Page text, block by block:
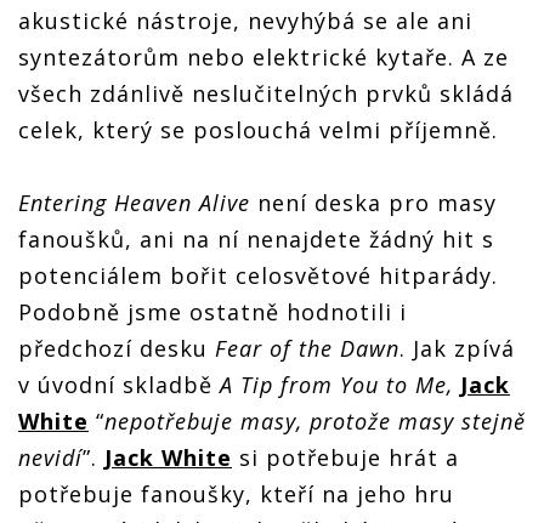
akustické nástroje, nevyhýbá se ale ani
syntezátorům nebo elektrické kytaře. A ze
všech zdánlivě neslučitelných prvků skládá
celek, který se poslouchá velmi příjemně.
Entering Heaven Alive není deska pro masy
fanoušků, ani na ní nenajdete žádný hit s
potenciálem bořit celosvětové hitparády.
Podobně jsme ostatně hodnotili i
předchozí desku Fear of the Dawn. Jak zpívá
v úvodní skladběA Tip from You to Me, Jack
White “nepotřebuje masy, protože masy stejně
nevidí”. Jack White si potřebuje hrát a
potřebuje fanoušky, kteří na jeho hru